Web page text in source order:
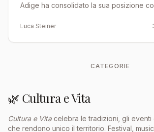
Adige ha consolidato la sua posizione
Luca Steiner
CATEGORIE
🌿 Cultura e Vita
Cultura e Vita celebra le tradizioni, gli eventi
che rendono unico il territorio. Festival,